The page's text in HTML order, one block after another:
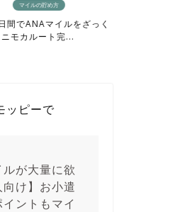
マイルの貯め方
間でANAマイルをざっく
モカルート完...
ッピーで
ルが大量に欲
向け】お小遣
ントもマイ